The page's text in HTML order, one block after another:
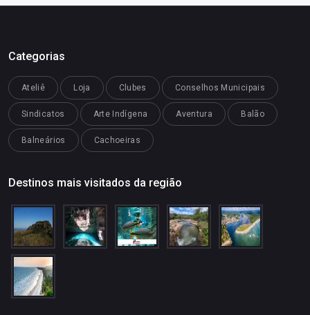
Categorias
Ateliê Loja Clubes Conselhos Municipais
Sindicatos Arte Indígena Aventura Balão
Balneários Cachoeiras
Destinos mais visitados da região